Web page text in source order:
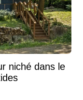
niché dans le